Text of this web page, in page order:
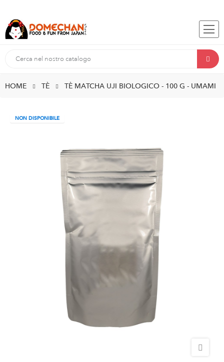
HOME TÈ TÈ MATCHA UJI BIOLOGICO - 100 G - UMAMI
NON DISPONIBILE